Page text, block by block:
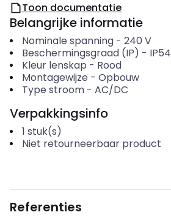
Toon documentatie
Belangrijke informatie
Nominale spanning- 240 V
Beschermingsgraad (IP) - IP54
Kleur lenskap - Rood
Montagewijze - Opbouw
Type stroom- AC/DC
Verpakkingsinfo
1 stuk(s)
Niet retourneerbaar product
Referenties